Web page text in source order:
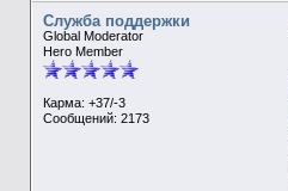
Служба поддержки
Global Moderator
Hero Member
Карма: +37/-3
Сообщений: 2173